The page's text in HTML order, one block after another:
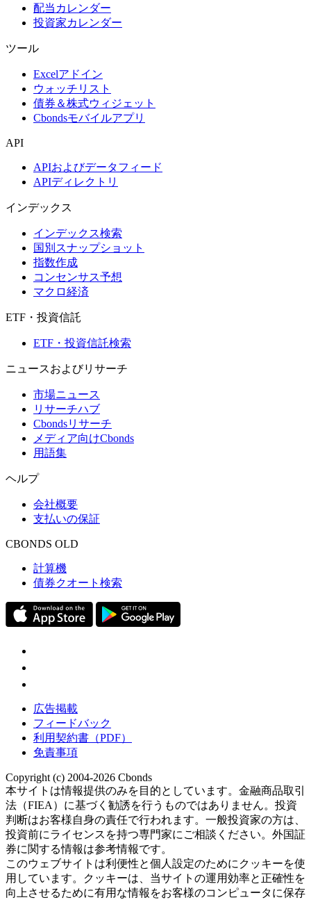
配当カレンダー
投資家カレンダー
ツール
Excelアドイン
ウォッチリスト
債券＆株式ウィジェット
Cbondsモバイルアプリ
API
APIおよびデータフィード
APIディレクトリ
インデックス
インデックス検索
国別スナップショット
指数作成
コンセンサス予想
マクロ経済
ETF・投資信託
ETF・投資信託検索
ニュースおよびリサーチ
市場ニュース
リサーチハブ
Cbondsリサーチ
メディア向けCbonds
用語集
ヘルプ
会社概要
支払いの保証
CBONDS OLD
計算機
債券クオート検索
広告掲載
フィードバック
利用契約書（PDF）
免責事項
Copyright (c) 2004-2026 Cbonds
本サイトは情報提供のみを目的としています。金融商品取引
法（FIEA）に基づく勧誘を行うものではありません。投資
判断はお客様自身の責任で行われます。一般投資家の方は、
投資前にライセンスを持つ専門家にご相談ください。外国証
券に関する情報は参考情報です。
このウェブサイトは利便性と個人設定のためにクッキーを使
用しています。クッキーは、当サイトの運用効率と正確性を
向上させるために有用な情報をお客様のコンピュータに保存